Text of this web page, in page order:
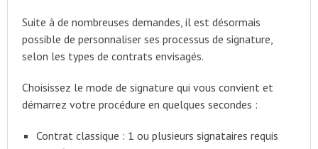
Suite à de nombreuses demandes, il est désormais
possible de personnaliser ses processus de signature,
selon les types de contrats envisagés.
Choisissez le mode de signature qui vous convient et
démarrez votre procédure en quelques secondes :
Contrat classique : 1 ou plusieurs signataires requis